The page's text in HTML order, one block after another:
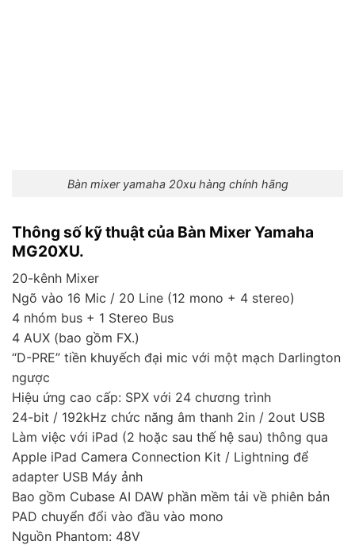
Bàn mixer yamaha 20xu hàng chính hãng
Thông số kỹ thuật của Bàn Mixer Yamaha
MG20XU.
20-kênh Mixer
Ngõ vào 16 Mic / 20 Line (12 mono + 4 stereo)
4 nhóm bus + 1 Stereo Bus
4 AUX (bao gồm FX.)
“D-PRE” tiền khuyếch đại mic với một mạch Darlington
ngược
Hiệu ứng cao cấp: SPX với 24 chương trình
24-bit / 192kHz chức năng âm thanh 2in / 2out USB
Làm việc với iPad (2 hoặc sau thế hệ sau) thông qua
Apple iPad Camera Connection Kit / Lightning để
adapter USB Máy ảnh
Bao gồm Cubase AI DAW phần mềm tải về phiên bản
PAD chuyển đổi vào đầu vào mono
Nguồn Phantom: 48V